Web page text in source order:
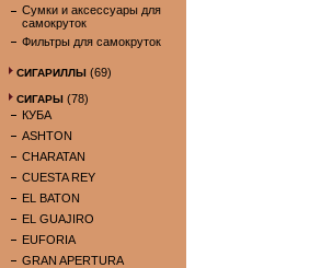
Сумки и аксессуары для
самокруток
Фильтры для самокруток
СИГАРИЛЛЫ (69)
СИГАРЫ (78)
КУБА
ASHTON
CHARATAN
CUESTA REY
EL BATON
EL GUAJIRO
EUFORIA
GRAN APERTURA